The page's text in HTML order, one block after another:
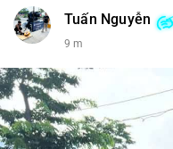
📰 Nguồn: CoinDesk
Tuấn Nguyễn
9 m